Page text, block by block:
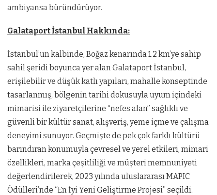
ambiyansa büründürüyor.
Galataport İstanbul Hakkında:
İstanbul’un kalbinde, Boğaz kenarında 1.2 km’ye sahip
sahil şeridi boyunca yer alan Galataport İstanbul,
erişilebilir ve düşük katlı yapıları, mahalle konseptinde
tasarlanmış, bölgenin tarihi dokusuyla uyum içindeki
mimarisi ile ziyaretçilerine “nefes alan” sağlıklı ve
güvenli bir kültür sanat, alışveriş, yeme içme ve çalışma
deneyimi sunuyor. Geçmişte de pek çok farklı kültürü
barındıran konumuyla çevresel ve yerel etkileri, mimari
özellikleri, marka çeşitliliği ve müşteri memnuniyeti
değerlendirilerek, 2023 yılında uluslararası MAPIC
Ödülleri’nde “En İyi Yeni Geliştirme Projesi” seçildi.